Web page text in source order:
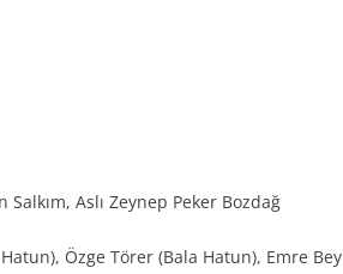
Aslı Zeynep Peker Bozdağ
Özge Törer (Bala Hatun), Emre Bey